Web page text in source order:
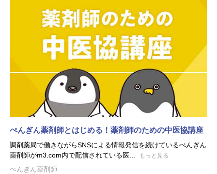
ぺんぎん薬剤師とはじめる！薬剤師のための中医協講座
調剤薬局で働きながらSNSによる情報発信を続けているぺんぎん
薬剤師がm3.com内で配信されている医...
もっと見る
ぺんぎん薬剤師